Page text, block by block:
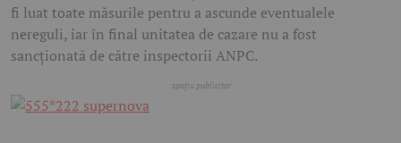
fi luat toate măsurile pentru a ascunde eventualele
nereguli, iar în final unitatea de cazare nu a fost
sancționată de către inspectorii ANPC.